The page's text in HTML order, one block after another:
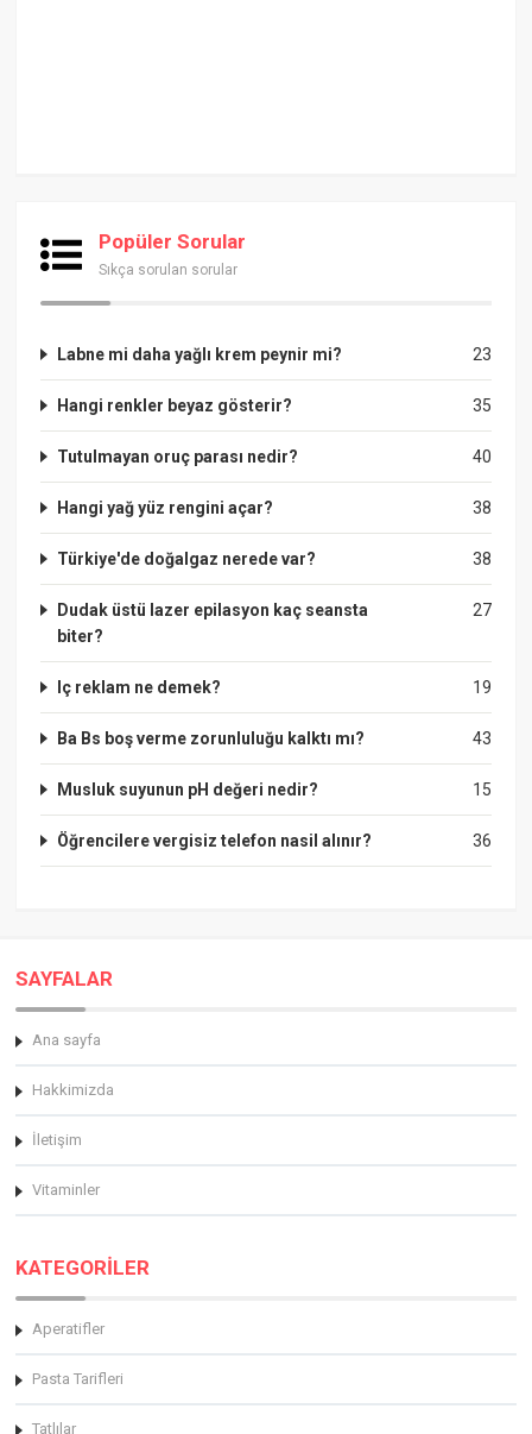
Popüler Sorular
Sıkça sorulan sorular
23
Labne mi daha yağlı krem peynir mi?
35
Hangi renkler beyaz gösterir?
40
Tutulmayan oruç parası nedir?
38
Hangi yağ yüz rengini açar?
38
Türkiye'de doğalgaz nerede var?
27
Dudak üstü lazer epilasyon kaç seansta
biter?
19
Iç reklam ne demek?
43
Ba Bs boş verme zorunluluğu kalktı mı?
15
Musluk suyunun pH değeri nedir?
36
Öğrencilere vergisiz telefon nasil alınır?
SAYFALAR
Ana sayfa
Hakkimizda
İletişim
Vitaminler
KATEGORİLER
Aperatifler
Pasta Tarifleri
Tatlılar